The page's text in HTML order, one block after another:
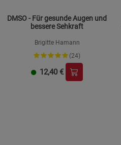
DMSO - Für gesunde Augen und
bessere Sehkraft
Brigitte Hamann
(24)
12,40 €